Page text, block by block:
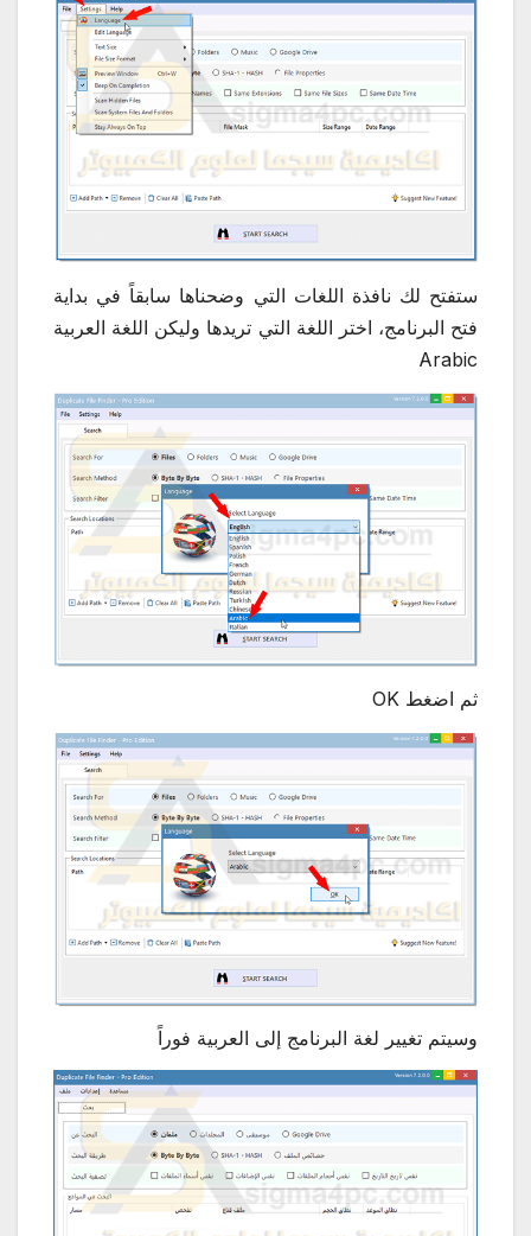
ستفتح لك نافذة اللغات التي وضحناها سابقاً في بداية
فتح البرنامج، اختر اللغة التي تريدها وليكن اللغة العربية
Arabic
ثم اضغط OK
وسيتم تغيير لغة البرنامج إلى العربية فوراً